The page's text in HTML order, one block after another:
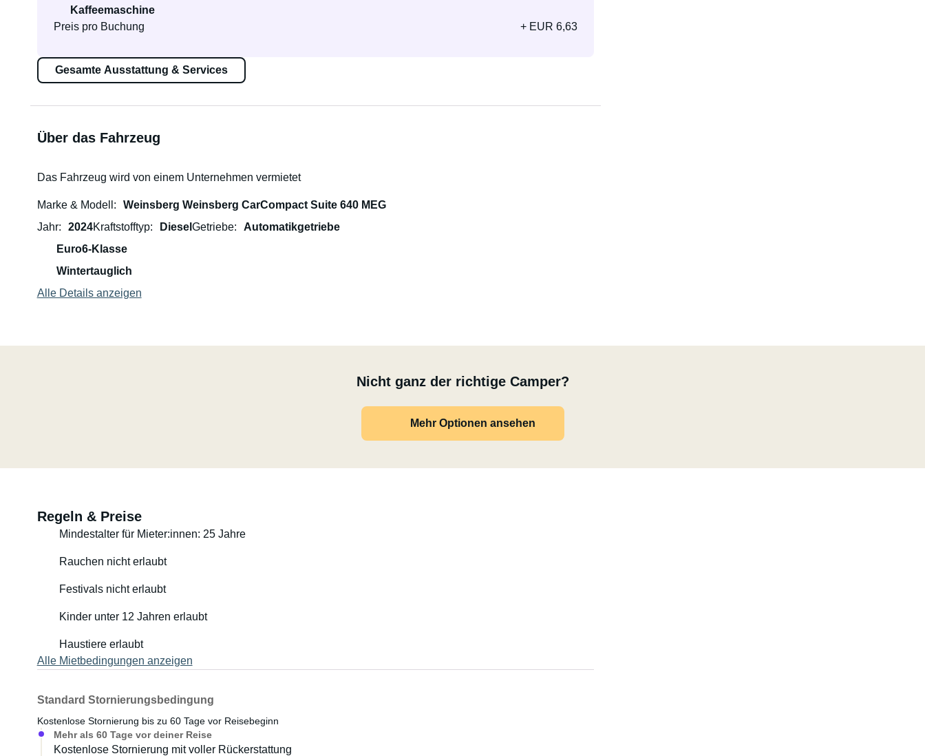
Kaffeemaschine
Preis pro Buchung
+ EUR 6,63
Gesamte Ausstattung & Services
Über das Fahrzeug
Das Fahrzeug wird von einem Unternehmen vermietet
Marke & Modell
Weinsberg Weinsberg CarCompact Suite 640 MEG
Jahr
2024Kraftstofftyp Diesel Getriebe
Automatikgetriebe
Euro6-Klasse
Wintertauglich
Alle Details anzeigen
Nicht ganz der richtige Camper?
Mehr Optionen ansehen
Regeln & Preise
Mindestalter für Mieter:innen: 25 Jahre
Rauchen nicht erlaubt
Festivals nicht erlaubt
Kinder unter 12 Jahren erlaubt
Haustiere erlaubt
Alle Mietbedingungen anzeigen
Standard Stornierungsbedingung
Kostenlose Stornierung bis zu 60 Tage vor Reisebeginn
Mehr als 60 Tage vor deiner Reise
Kostenlose Stornierung mit voller Rückerstattung